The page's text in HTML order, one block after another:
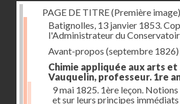
PAGE DE TITRE (Première image)
Batignolles, 13 janvier 1853.
l'Administrateur du
Avant-propos (septembre 1826)
Chimie appliquée aux arts
Vauquelin, professeur. 1re
9 mai 1825. 1ère leçon.
et sur leurs principes immédiats